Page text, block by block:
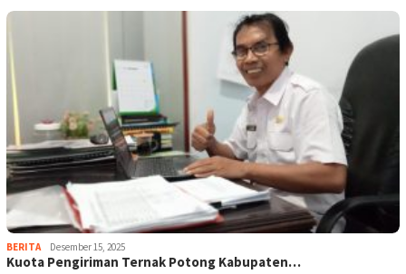
BERITA Desember 15, 2025
Kuota Pengiriman Ternak Potong Kabupaten…